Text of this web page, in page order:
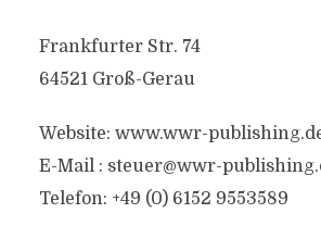
Frankfurter Str. 74
64521 Groß-Gerau
Website: www.wwr-
E-Mail : steuer@wwr-
Telefon: +49 (0) 6152 9553589